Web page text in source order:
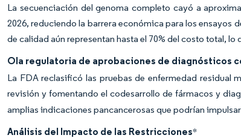
La secuenciación del genoma completo cayó a
2026, reduciendo la barrera económica para los ensayos
de calidad aún representan hasta el 70% del costo total,
Ola regulatoria de aprobaciones de diagnósticos
La FDA reclasificó las pruebas de enfermedad
revisión y fomentando el codesarrollo de fármacos y
amplias indicaciones pancancerosas que podrían
Análisis del Impacto de las Restricciones*